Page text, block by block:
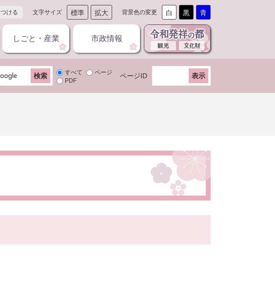
つける 文字サイズ 標準 拡大 背景色の変更 白 黒 青
しごと・産業 市政情報
すべて
ページ
PDF
ページID